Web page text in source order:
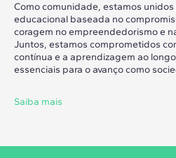
Como comunidade, estamos
educacional baseada no
coragem no empreendedorismo e
Juntos, estamos comprometidos
contínua e a aprendizagem ao
essenciais para o avanço como
Saiba mais